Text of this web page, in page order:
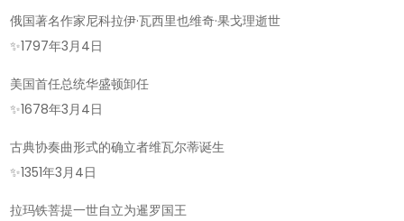
俄国著名作家尼科拉伊·瓦西里也维奇·果戈理逝世
✨1797年3月4日
美国首任总统华盛顿卸任
✨1678年3月4日
古典协奏曲形式的确立者维瓦尔蒂诞生
✨1351年3月4日
拉玛铁菩提一世自立为暹罗国王